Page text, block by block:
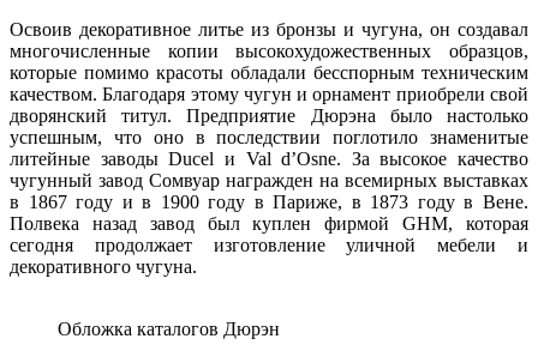
Освоив декоративное литье из бронзы и чугуна, он создавал
многочисленные копии высокохудожественных образцов,
которые помимо красоты обладали бесспорным техническим
качеством. Благодаря этому чугун и орнамент приобрели свой
дворянский титул. Предприятие Дюрэна было настолько
успешным, что оно в последствии поглотило знаменитые
литейные заводы Ducel и Val d’Osne. За высокое качество
чугунный завод Сомвуар награжден на всемирных выставках
в 1867 году и в 1900 году в Париже, в 1873 году в Вене.
Полвека назад завод был куплен фирмой GHM, которая
сегодня продолжает изготовление уличной мебели и
декоративного чугуна.
Обложка каталогов Дюрэн